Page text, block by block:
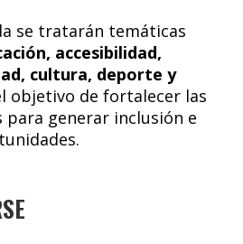
se tratarán temáticas
accesibilidad,
cultura, deporte y
objetivo de fortalecer las
generar inclusión e